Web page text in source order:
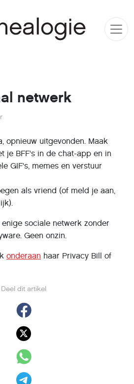
netwerk
Deel dit artikel
opnieuw uitgevonden. Maak
je BFF's in de chat-app en in
GIF's, memes en verstuur
als vriend (of meld je aan,
enige sociale netwerk zonder
Geen onzin.
onderaan haar Privacy Bill of